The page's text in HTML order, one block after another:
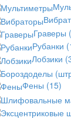
Граверы
Рубанки
Лобзики
Фены (15)